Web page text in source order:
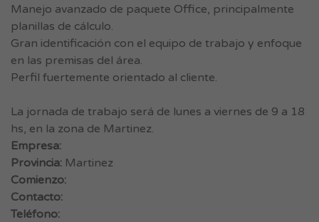
Manejo avanzado de paquete Office, principalmente
planillas de cálculo.
Gran identificación con el equipo de trabajo y enfoque
en las premisas del área.
Perfil fuertemente orientado al cliente.
La jornada de trabajo será de lunes a viernes de 9 a 18
hs, en la zona de Martinez.
Empresa:
Provincia: Martinez
Comienzo:
Contacto:
Teléfono: